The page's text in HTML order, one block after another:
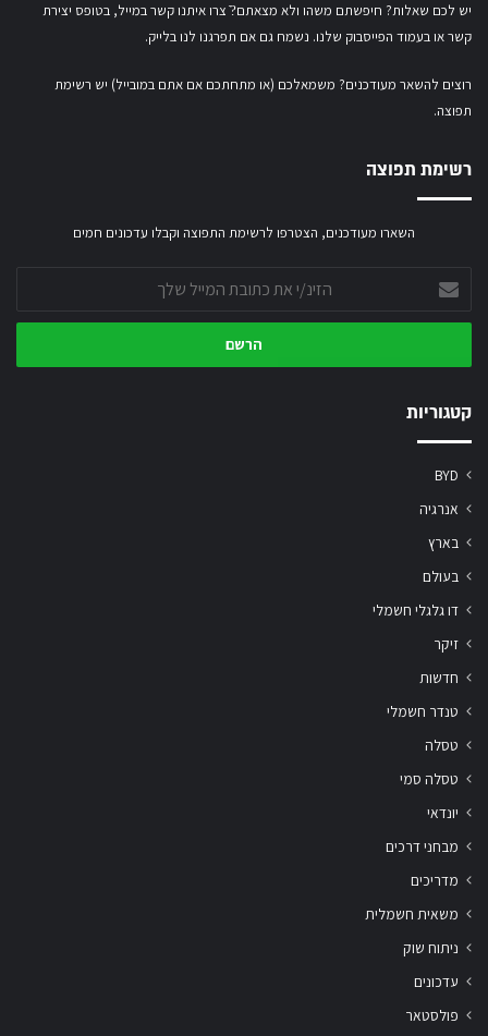
יש לכם שאלות? חיפשתם משהו ולא מצאתם?ֿ צרו איתנו קשר במייל, בטופס יצירת
קשראובעמוד הפייסבוק שלנו. נשמח גם אם תפרגנו לנו בלייק.
רוצים להשאר מעודכנים? משמאלכם (או מתחתכם אם אתם במובייל) יש רשימת
תפוצה.
רשימת תפוצה
השארו מעודכנים, הצטרפו לרשימת התפוצה וקבלו עדכונים חמים
את
כתובת
שלך
קטגוריות
BYD
אנרגיה
בארץ
בעולם
דו גלגלי חשמלי
זיקר
חדשות
טנדר חשמלי
טסלה
טסלה סמי
יונדאי
מבחני דרכים
מדריכים
משאית חשמלית
ניתוח שוק
עדכונים
פולסטאר